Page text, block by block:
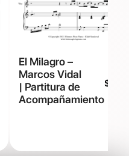
El Milagro –
Marcos Vidal
| Partitura de
Acompañamiento
$